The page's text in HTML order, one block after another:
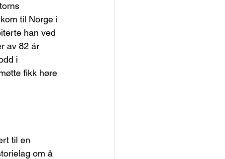
til Norge i
han ved
av 82 år
i
fikk høre
til en
om å